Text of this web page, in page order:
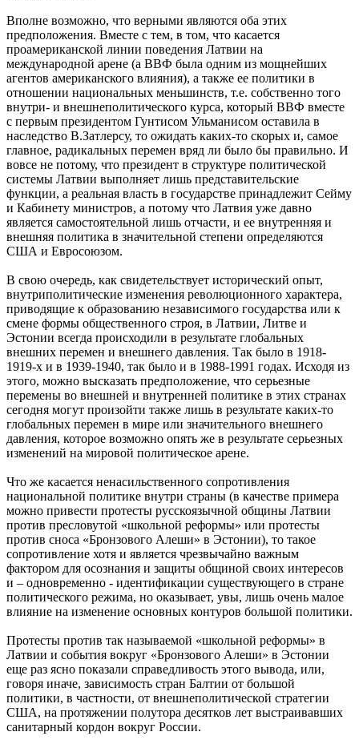
Вполне возможно, что верными являются оба этих
предположения. Вместе с тем, в том, что касается
проамериканской линии поведения Латвии на
международной арене (а ВВФ была одним из мощнейших
агентов американского влияния), а также ее политики в
отношении национальных меньшинств, т.е. собственно того
внутри- и внешнеполитического курса, который ВВФ вместе
с первым президентом Гунтисом Ульманисом оставила в
наследство В.Затлерсу, то ожидать каких-то скорых и, самое
главное, радикальных перемен вряд ли было бы правильно. И
вовсе не потому, что президент в структуре политической
системы Латвии выполняет лишь представительские
функции, а реальная власть в государстве принадлежит Сейму
и Кабинету министров, а потому что Латвия уже давно
является самостоятельной лишь отчасти, и ее внутренняя и
внешняя политика в значительной степени определяются
США и Евросоюзом.
В свою очередь, как свидетельствует исторический опыт,
внутриполитические изменения революционного характера,
приводящие к образованию независимого государства или к
смене формы общественного строя, в Латвии, Литве и
Эстонии всегда происходили в результате глобальных
внешних перемен и внешнего давления. Так было в 1918-
1919-х и в 1939-1940, так было и в 1988-1991 годах. Исходя из
этого, можно высказать предположение, что серьезные
перемены во внешней и внутренней политике в этих странах
сегодня могут произойти также лишь в результате каких-то
глобальных перемен в мире или значительного внешнего
давления, которое возможно опять же в результате серьезных
изменений на мировой политическое арене.
Что же касается ненасильственного сопротивления
национальной политике внутри страны (в качестве примера
можно привести протесты русскоязычной общины Латвии
против пресловутой «школьной реформы» или протесты
против сноса «Бронзового Алеши» в Эстонии), то такое
сопротивление хотя и является чрезвычайно важным
фактором для осознания и защиты общиной своих интересов
и – одновременно - идентификации существующего в стране
политического режима, но оказывает, увы, лишь очень малое
влияние на изменение основных контуров большой политики.
Протесты против так называемой «школьной реформы» в
Латвии и события вокруг «Бронзового Алеши» в Эстонии
еще раз ясно показали справедливость этого вывода, или,
говоря иначе, зависимость стран Балтии от большой
политики, в частности, от внешнеполитической стратегии
США, на протяжении полутора десятков лет выстраивавших
санитарный кордон вокруг России.